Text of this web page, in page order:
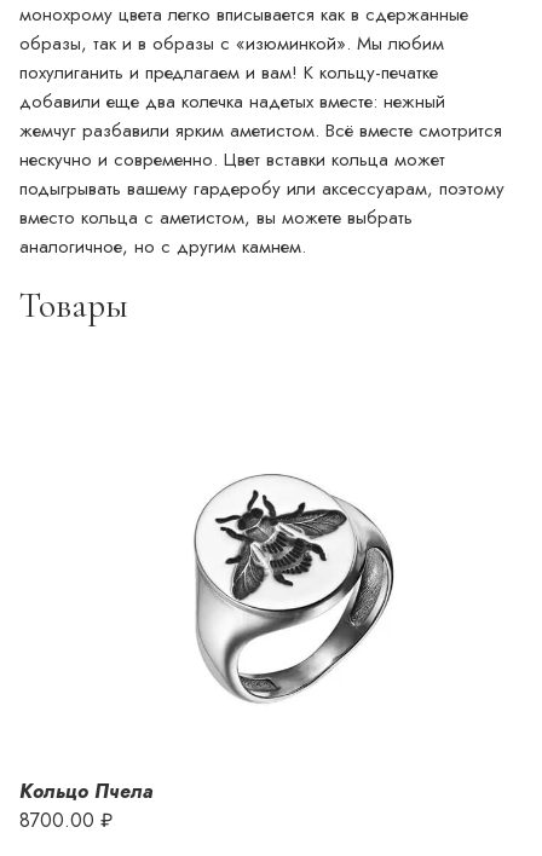
монохрому цвета легко вписывается как в сдержанные
образы, так и в образы с «изюминкой». Мы любим
похулиганить и предлагаем и вам! К кольцу-печатке
добавили еще два колечка надетых вместе: нежный
жемчуг разбавили ярким аметистом. Всё вместе смотрится
нескучно и современно. Цвет вставки кольца может
подыгрывать вашему гардеробу или аксессуарам, поэтому
вместо кольца с аметистом, вы можете выбрать
аналогичное, но с другим камнем.
Товары
Кольцо Пчела
8700.00 ₽